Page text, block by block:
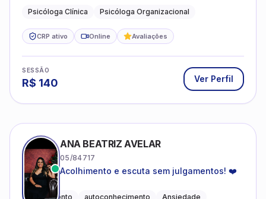
Psicóloga Clínica Psicóloga Organizacional
CRP ativo Online Avaliações
SESSÃO
R$ 140 Ver Perfil
ANA BEATRIZ AVELAR
05/84717
Acolhimento e escuta sem julgamentos! ❤️
Acolhimento autoconhecimento Ansiedade